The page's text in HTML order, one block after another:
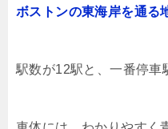
ボストンの東海岸を通る
駅数が12駅と、一番停車